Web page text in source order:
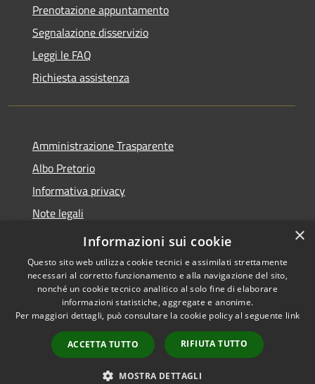
Prenotazione appuntamento
Segnalazione disservizio
Leggi le FAQ
Richiesta assistenza
Amministrazione Trasparente
Albo Pretorio
Informativa privacy
Note legali
Dichiarazione di accessibilità
Accessibilità
Copyright © 2026 • Comune di
Montano Antilia • Powered by
Municipium•
Accesso
redazione
×
Informazioni sui cookie
Questo sito web utilizza cookie tecnici e assimilati strettamente
necessari al corretto funzionamento e alla navigazione del sito,
nonché un cookie tecnico analitico al solo fine di elaborare
informazioni statistiche, aggregate e anonime.
Per maggiori dettagli, può consultare la cookie policy al seguente link
ACCETTA TUTTO RIFIUTA TUTTO
MOSTRA DETTAGLI